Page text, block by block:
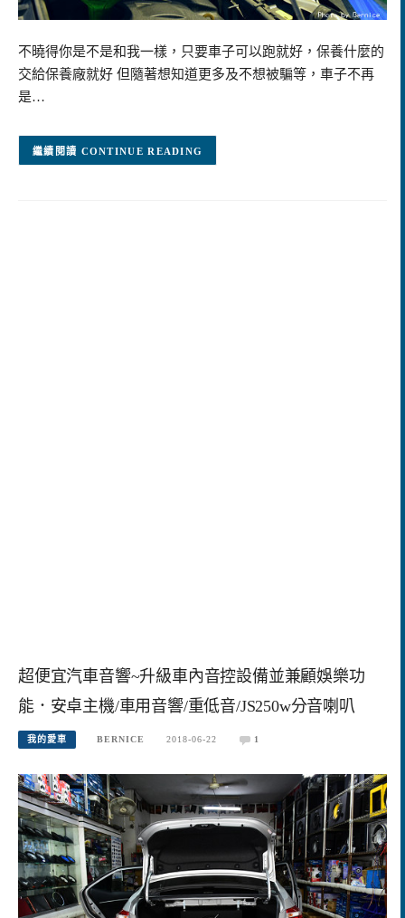
不曉得你是不是和我一樣，只要車子可以跑就好，保養什麼的
交給保養廠就好 但隨著想知道更多及不想被騙等，車子不再
是…
CONTINUE READING
超便宜汽車音響~升級車內音控設備並兼顧娛樂功
能．安卓主機/車用音響/重低音/JS250w分音喇叭
我的愛車 BERNICE 2018-06-22 1